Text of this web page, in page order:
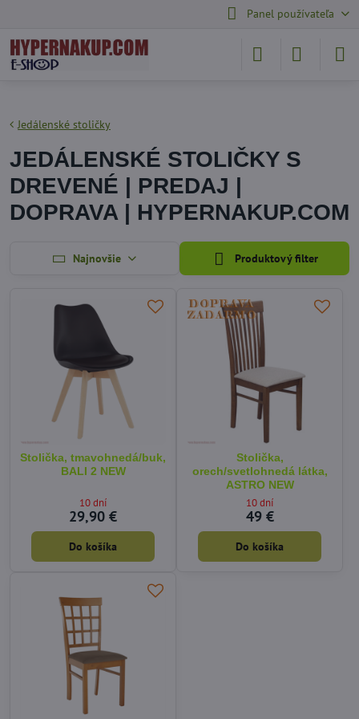
Panel používateľa
Jedálenské stoličky
JEDÁLENSKÉ STOLIČKY S
DREVENÉ | PREDAJ |
DOPRAVA | HYPERNAKUP.COM
Najnovšie Produktový filter
Stolička, tmavohnedá/buk,
BALI 2 NEW
10 dní
29,90 €
Do košíka
Stolička,
orech/svetlohnedá látka,
ASTRO NEW
10 dní
49 €
Do košíka